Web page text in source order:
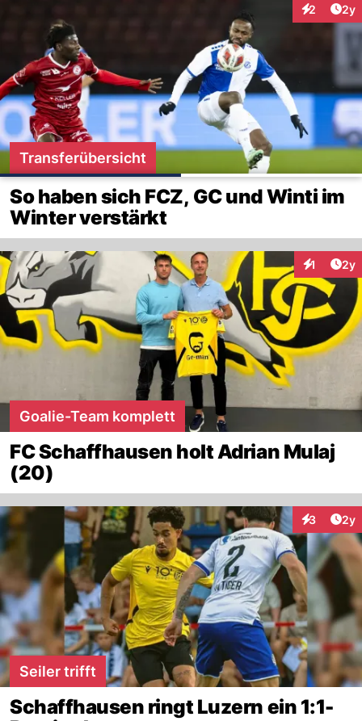
2 2y
Transferübersicht
So haben sich FCZ, GC und Winti im
Winter verstärkt
1 2y
Goalie-Team komplett
FC Schaffhausen holt Adrian Mulaj
(20)
3 2y
Seiler trifft
Schaffhausen ringt Luzern ein 1:1-